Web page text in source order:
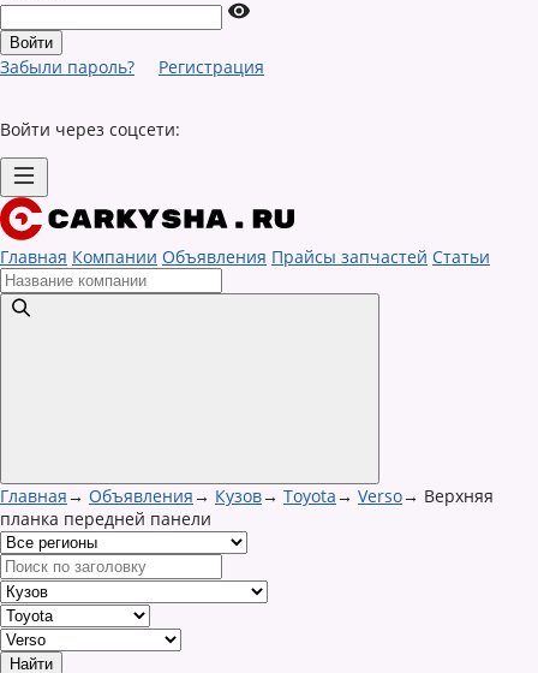
Забыли пароль? Регистрация
Войти через соцсети:
Главная Компании Объявления Прайсы запчастей Статьи
Главная→ Объявления→ Кузов→ Toyota→ Verso→ Верхняя
планка передней панели